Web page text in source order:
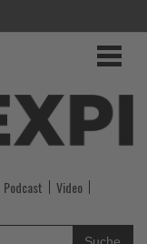
Podcast
Video